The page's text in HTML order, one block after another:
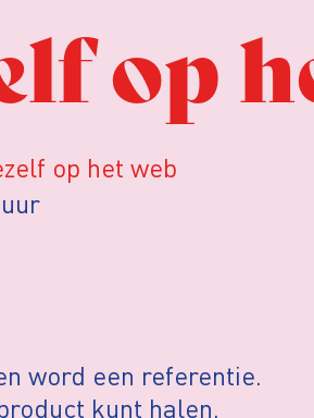
op
op het web
word een referentie.
kunt halen.